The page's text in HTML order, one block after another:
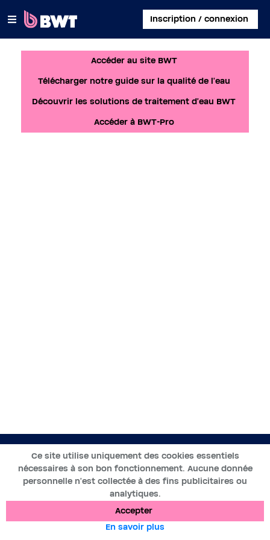
Inscription / connexion
×
ENREGISTRER UN KIT SANS COMPTE
Accéder au site BWT
Télécharger notre guide sur la qualité de l'eau
Découvrir les solutions de traitement d'eau BWT
Accéder à BWT-Pro
FR
2019-2025 ©BWT by Wess Soft - Tous droits réservés
Protection des donnéesCookiesMentions légales
Accepter
Ce site utilise uniquement des cookies essentiels
nécessaires à son bon fonctionnement. Aucune donnée
personnelle n’est collectée à des fins publicitaires ou
analytiques.
En savoir plus